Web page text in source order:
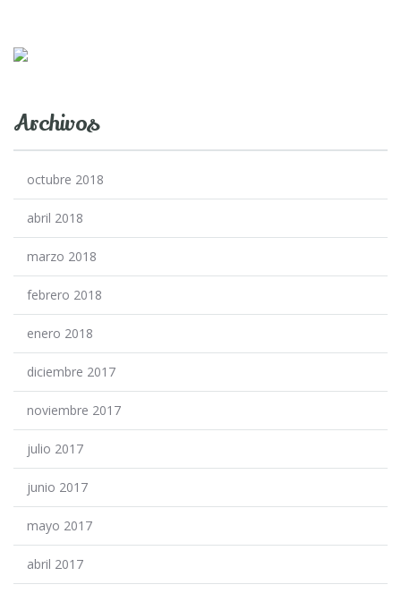
Archivos
octubre 2018
abril 2018
marzo 2018
febrero 2018
enero 2018
diciembre 2017
noviembre 2017
julio 2017
junio 2017
mayo 2017
abril 2017